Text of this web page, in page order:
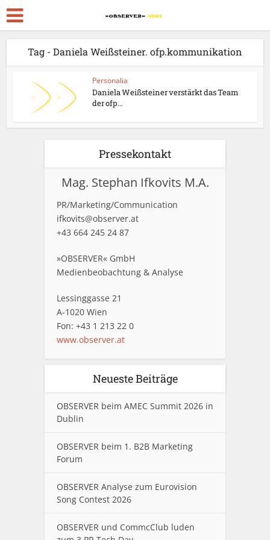
Tag - Daniela Weißsteiner. ofp.kommunikation
Personalia
Daniela Weißsteiner verstärkt das Team
der ofp...
Pressekontakt
Mag. Stephan Ifkovits M.A.
PR/Marketing/Communication
ifkovits@observer.at
+43 664 245 24 87
»OBSERVER« GmbH
Medienbeobachtung & Analyse
Lessinggasse 21
A-1020 Wien
Fon: +43 1 213 22 0
www.observer.at
Neueste Beiträge
OBSERVER beim AMEC Summit 2026 in
Dublin
OBSERVER beim 1. B2B Marketing
Forum
OBSERVER Analyse zum Eurovision
Song Contest 2026
OBSERVER und CommcClub luden